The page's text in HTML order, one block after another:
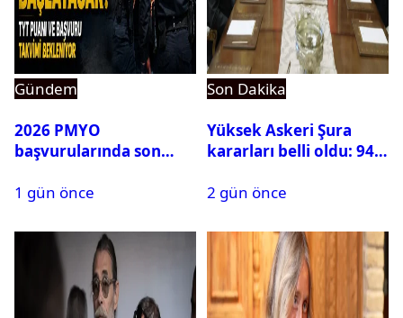
Gündem
2026 PMYO
başvurularında son
1 gün önce
Son Dakika
Yüksek Askeri Şura
kararları belli oldu: 94
2 gün önce